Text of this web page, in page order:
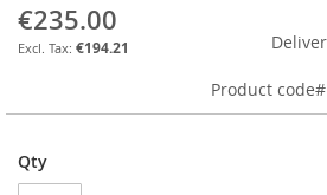
of
the
€235.00
€194.21
Product code
Qty